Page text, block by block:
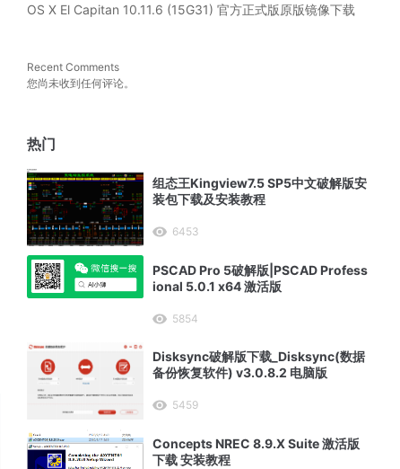
OS X El Capitan 10.11.6 (15G31) 官方正式版原版镜像下载
Recent Comments
您尚未收到任何评论。
热门
组态王Kingview7.5 SP5中文破解版安
装包下载及安装教程
6453
PSCAD Pro 5破解版|PSCAD Profess
ional 5.0.1 x64 激活版
5854
Disksync破解版下载_Disksync(数据
备份恢复软件) v3.0.8.2 电脑版
5459
Concepts NREC 8.9.X Suite 激活版
下载 安装教程